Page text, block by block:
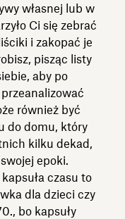
własnej lub w
Ci się zebrać
i zakopać je
pisząc listy
aby po
również być
do domu, który
kilku dekad,
epoki.
czasu to
dla dzieci czy
bo kapsuły